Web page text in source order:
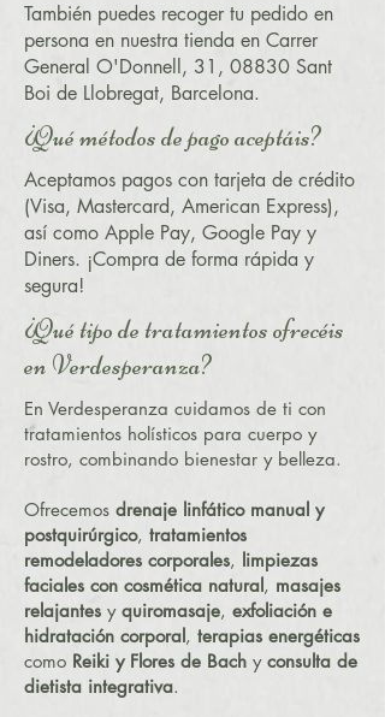
También puedes recoger tu pedido en
persona en nuestra tienda en Carrer
General O'Donnell, 31, 08830 Sant
Boi de Llobregat, Barcelona.
¿Qué métodos de pago aceptáis?
Aceptamos pagos con tarjeta de crédito
(Visa, Mastercard, American Express),
así como Apple Pay, Google Pay y
Diners. ¡Compra de forma rápida y
segura!
¿Qué tipo de tratamientos ofrecéis
en Verdesperanza?
En Verdesperanza cuidamos de ti con
tratamientos holísticos para cuerpo y
rostro, combinando bienestar y belleza.
Ofrecemos drenaje linfático manual y
postquirúrgico, tratamientos
remodeladores corporales, limpiezas
faciales con cosmética natural , masajes
relajantes y quiromasaje, exfoliación e
hidratación corporal , terapias energéticas
como Reiki y Flores de Bach y consulta de
dietista integrativa.